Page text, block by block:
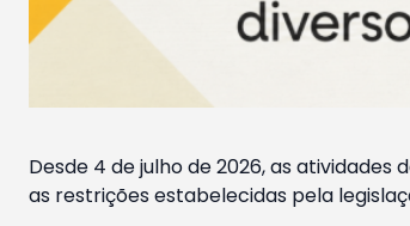
Desde 4 de julho de 2026, as
as restrições estabelecidas pela